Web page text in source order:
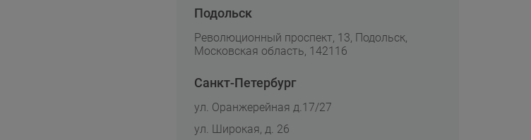
Подольск
Революционный проспект, 13, Подольск,
Московская область, 142116
Санкт-Петербург
ул. Оранжерейная д.17/27
ул. Широкая, д. 26